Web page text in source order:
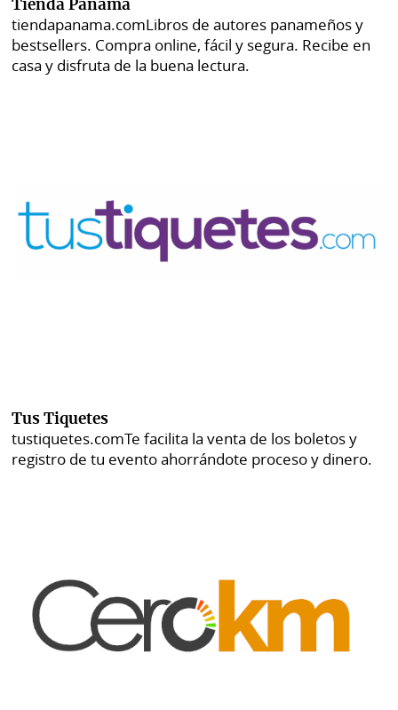
Tienda Panamá
tiendapanama.comLibros de autores panameños y
bestsellers. Compra online, fácil y segura. Recibe en
casa y disfruta de la buena lectura.
Tus Tiquetes
tustiquetes.comTe facilita la venta de los boletos y
registro de tu evento ahorrándote proceso y dinero.